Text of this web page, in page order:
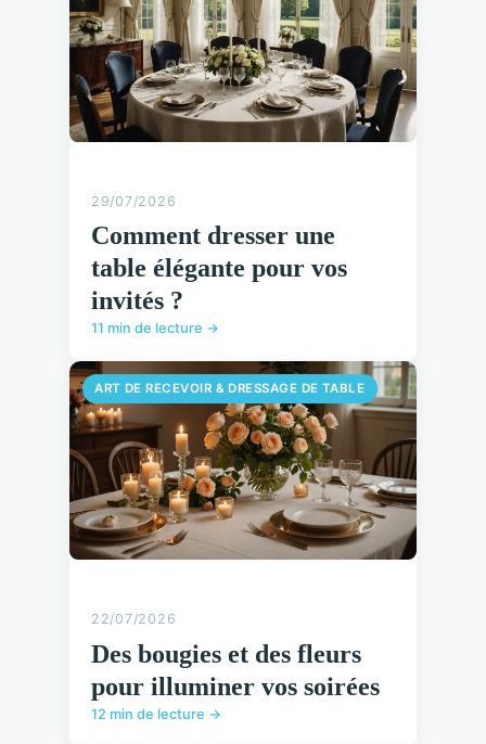
29/07/2026
Comment dresser une
table élégante pour vos
invités ?
11 min de lecture →
ART DE RECEVOIR & DRESSAGE DE TABLE
22/07/2026
Des bougies et des fleurs
pour illuminer vos soirées
12 min de lecture →